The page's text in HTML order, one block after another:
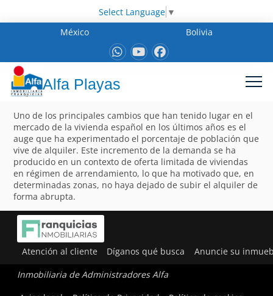
Select Language ▼
México
Bolivia
Alfa Playas
Uno de los principales cambios que han tenido lugar en el
mercado de la vivienda español en los últimos años es el
auge que ha experimentado el porcentaje de población que
vive de alquiler. Este incremento de la demanda se ha
producido en un contexto de oferta limitada de viviendas
en régimen de arrendamiento, lo que ha motivado que, en
determinadas zonas, no haya dejado de subir el alquiler de
forma abrupta.
Atención al cliente Díganos qué busca Anuncie su
Inmobiliaria de Administradores Alfa